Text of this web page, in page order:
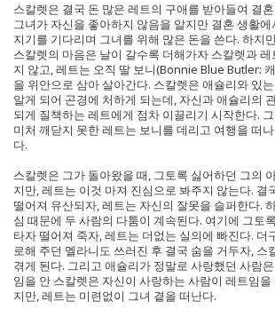
스칼렛은 결국 돈 많은 레트의 구애를 받아들여 결
그녀가 자신을 좋아하지 않음을 알지만 결혼 생활
지기를 기다리며 그녀를 위해 많은 돈을 쓴다. 하지
스칼렛의 마음은 날이 갈수록 더해가자 스칼렛과
지 않고, 레트는 오직 딸 보니(Bonnie Blue Butler:
을 위안으로 삼아 살아간다. 스칼렛은 애슐리와 있
알게 되어 곤경에 처하게 되는데, 자신과 애슐리의
되게 질책하는 레트에게 점차 이끌리기 시작한다.
미처 깨닫지 못한 레트는 보니를 데리고 여행을 떠
다.
스칼렛은 그가 돌아왔을 때, 그토록 싫어하던 그의
지만, 레트는 이것 마져 진심으로 봐주지 않는다. 결
떨어져 유산되자, 레트는 자신의 잘못을 슬퍼한다.
심 때문에 두 사람의 다툼이 계속된다. 여기에 그토
타자 떨어져 죽자, 레트는 더없는 실의에 빠진다. 더
로해 주던 멜라니도 쓰러진 후 결국 숨을 거두자, 스
겪게 된다. 그리고 애슐리가 정말로 사랑했던 사람
임을 안 스칼렛은 자신이 사랑하는 사람이 레트임
지만, 레트는 미련없이 그녀 곁을 떠난다.